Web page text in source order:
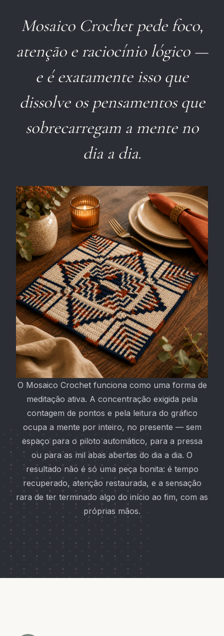
Mosaico Crochet pede foco,
atenção e raciocínio lógico —
e é exatamente isso que
dissolve os pensamentos que
sobrecarregam a mente no
dia a dia.
O Mosaico Crochet funciona como uma forma de
meditação ativa. A concentração exigida pela
contagem de pontos e pela leitura do gráfico
ocupa a mente por inteiro, no presente — sem
espaço para o piloto automático, para a pressa
ou para as mil abas abertas do dia a dia. O
resultado não é só uma peça bonita: é tempo
recuperado, atenção restaurada, e a sensação
rara de ter terminado algo do início ao fim, com as
próprias mãos.